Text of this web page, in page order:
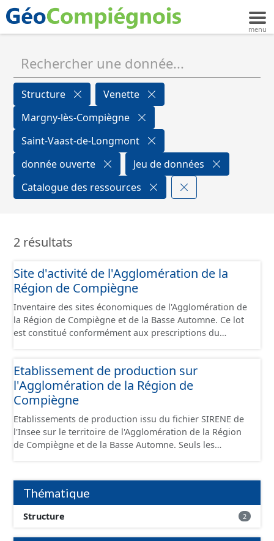
Structure
Venette
Margny-lès-Compiègne
Saint-Vaast-de-Longmont
donnée ouverte
Jeu de données
Catalogue des ressources
2 résultats
Site d'activité de l'Agglomération de la
Région de Compiègne
Inventaire des sites économiques de l'Agglomération de
la Région de Compiègne et de la Basse Automne. Ce lot
est constitué conformément aux prescriptions du
Etablissement de production sur
l'Agglomération de la Région de
Compiègne
Etablissements de production issu du fichier SIRENE de
l'Insee sur le territoire de l'Agglomération de la Région
de Compiègne et de la Basse Automne. Seuls les
et structurés conformément aux prescriptions du
standard CNIG Sites Economiques. Ce lot ne contient pas
la référence aux terrains à vocation économique à ce
jour. Il est filtré au-delà des prescriptions du CNIG se
limitant aux SCI.
Thématique
Structure 2